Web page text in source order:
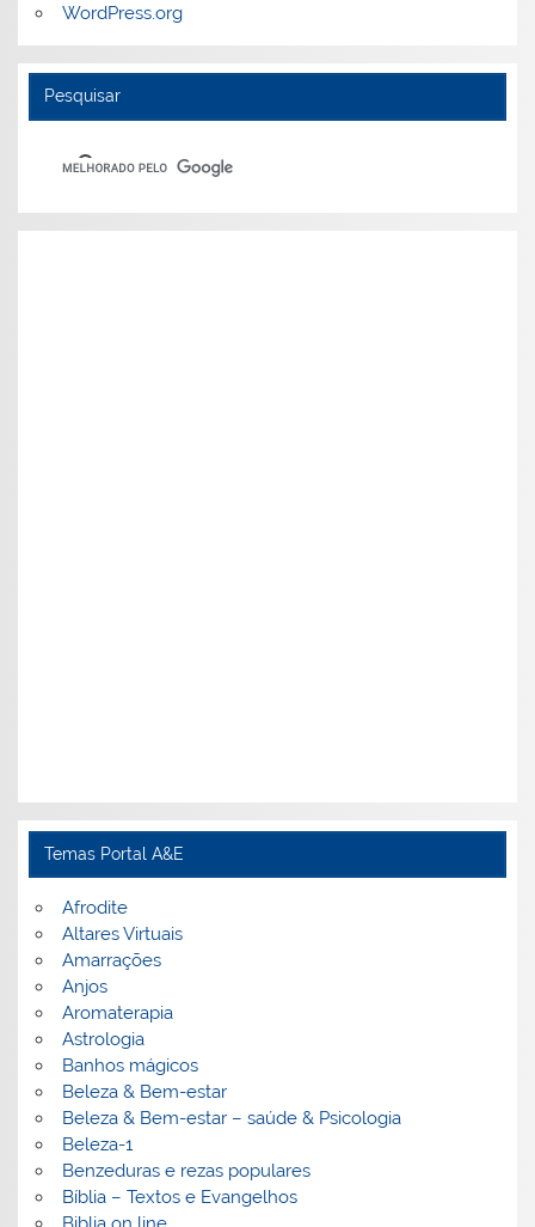
WordPress.org
Pesquisar
Temas Portal A&E
Afrodite
Altares Virtuais
Amarrações
Anjos
Aromaterapia
Astrologia
Banhos mágicos
Beleza & Bem-estar
Beleza & Bem-estar – saúde & Psicologia
Beleza-1
Benzeduras e rezas populares
Bíblia – Textos e Evangelhos